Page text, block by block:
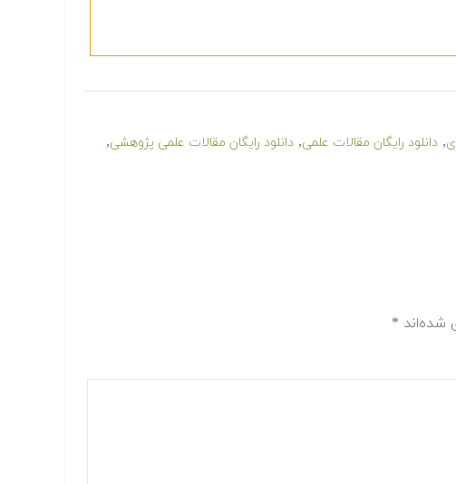
, دانلود رایگان مقالات علمی, دانلود رایگان مقالات علمی پژوهشی,
شده‌اند *